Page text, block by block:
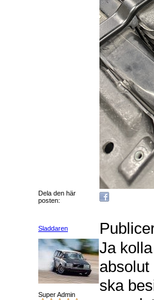
Dela den här
posten:
Sladdaren
Super Admin
Ja
absolut
ska